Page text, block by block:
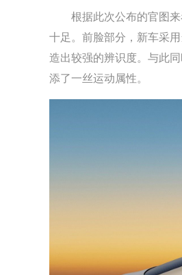
根据此次公布的官图来
十足。前脸部分，新车采
造出较强的辨识度。与此
添了一丝运动属性。